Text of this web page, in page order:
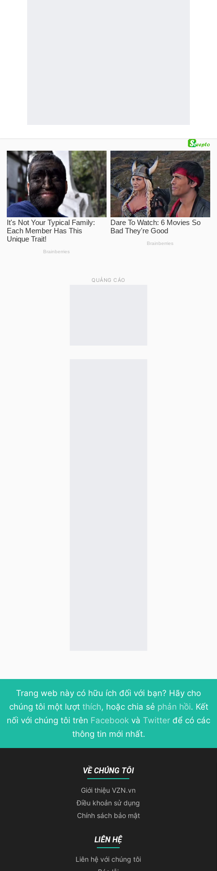
QUẢNG CÁO
Trang web này có hữu ích đối với bạn? Hãy cho
chúng tôi một lượt thích, hoặc chia sẻ phản hồi. Kết
nối với chúng tôi trên Facebook và Twitter để có các
thông tin mới nhất.
VỀ CHÚNG TÔI
Giới thiệu VZN.vn
Điều khoản sử dụng
Chính sách bảo mật
LIÊN HỆ
Liên hệ với chúng tôi